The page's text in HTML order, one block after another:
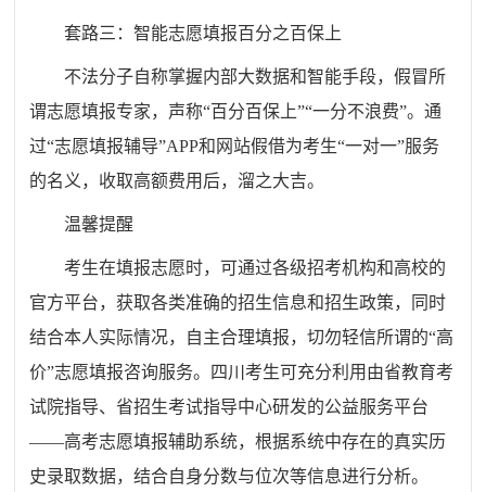
套路三：智能志愿填报百分之百保上
不法分子自称掌握内部大数据和智能手段，假冒所
谓志愿填报专家，声称“百分百保上”“一分不浪费”。通
过“志愿填报辅导”APP和网站假借为考生“一对一”服务
的名义，收取高额费用后，溜之大吉。
温馨提醒
考生在填报志愿时，可通过各级招考机构和高校的
官方平台，获取各类准确的招生信息和招生政策，同时
结合本人实际情况，自主合理填报，切勿轻信所谓的“高
价”志愿填报咨询服务。四川考生可充分利用由省教育考
试院指导、省招生考试指导中心研发的公益服务平台
——高考志愿填报辅助系统，根据系统中存在的真实历
史录取数据，结合自身分数与位次等信息进行分析。